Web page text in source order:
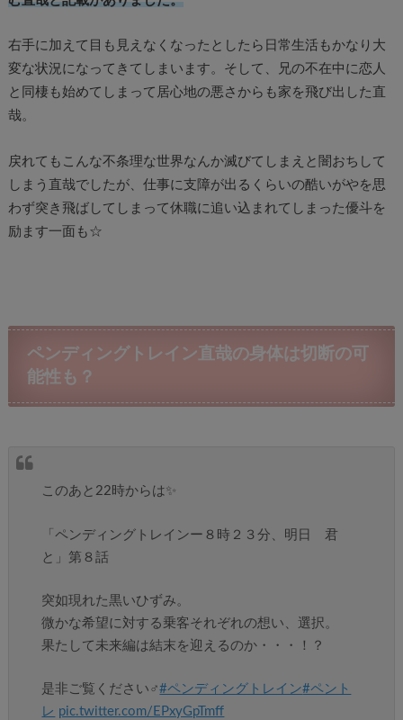
右手に加えて目も見えなくなったとしたら日常生活もかなり大
変な状況になってきてしまいます。そして、兄の不在中に恋人
と同棲も始めてしまって居心地の悪さからも家を飛び出した直
哉。
戻れてもこんな不条理な世界なんか滅びてしまえと闇おちして
しまう直哉でしたが、仕事に支障が出るくらいの酷いがやを思
わず突き飛ばしてしまって休職に追い込まれてしまった優斗を
励ます一面も☆
ペンディングトレイン直哉の身体は切断の可
能性も？
このあと22時からは✨
「ペンディングトレインー８時２３分、明日 君
と」第８話
突如現れた黒いひずみ。
微かな希望に対する乗客それぞれの想い、選択。
果たして未来編は結末を迎えるのか・・・！？
是非ご覧ください‍♂️#ペンディングトレイン#ペント
レ pic.twitter.com/EPxyGpTmff